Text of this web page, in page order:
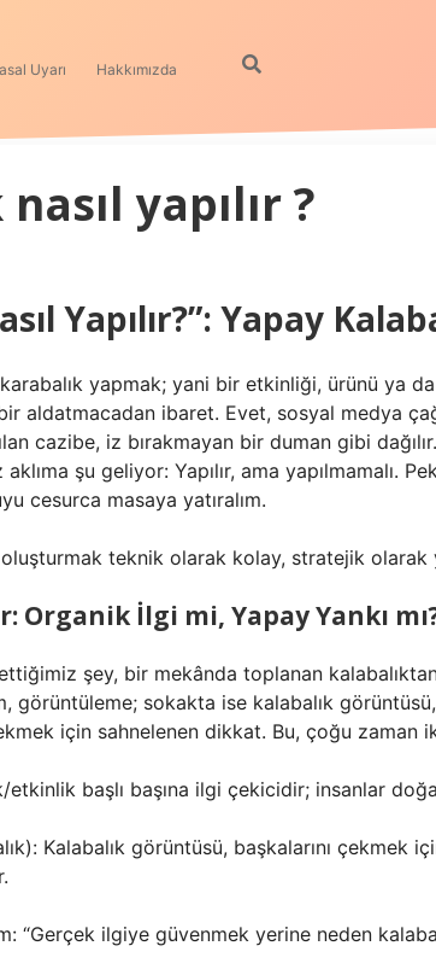
Uyarı Hakkımızda
yapılır ?
Yapılır?”: Yapay
karabalık yapmak; yani bir etkinliği, ürünü ya
aldatmacadan ibaret. Evet, sosyal medya
cazibe, iz bırakmayan bir duman gibi dağılır.
şu geliyor: Yapılır, ama yapılmamalı.
cesurca masaya yatıralım.
oluşturmak teknik olarak kolay, stratejik olarak
Organik İlgi mi, Yapay Yankı
şey, bir mekânda toplanan
görüntüleme; sokakta ise kalabalık
için sahnelenen dikkat. Bu, çoğu zaman
etkinlik başlı başına ilgi çekicidir; insanlar
Kalabalık görüntüsü, başkalarını çekmek
“Gerçek ilgiye güvenmek yerine neden